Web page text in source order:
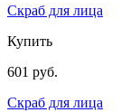
Скраб для лица
Купить
601 руб.
Скраб для лица